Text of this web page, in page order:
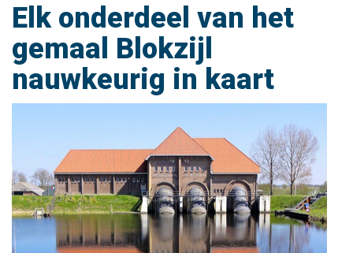
Elk onderdeel van het
gemaal Blokzijl
nauwkeurig in kaart